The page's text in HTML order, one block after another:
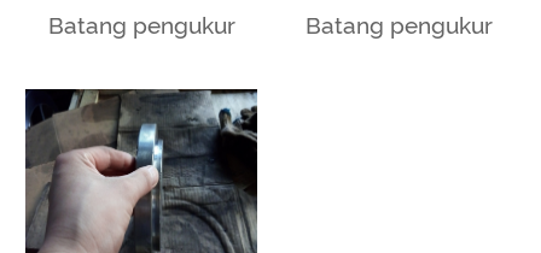
Batang pengukur Batang pengukur